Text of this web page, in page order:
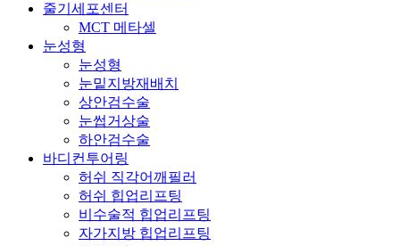
줄기세포센터
MCT 메타셀
눈성형
눈성형
눈밑지방재배치
상안검수술
눈썹거상술
하안검수술
바디컨투어링
허쉬 직각어깨필러
허쉬 힙업리프팅
비수술적 힙업리프팅
자가지방 힙업리프팅